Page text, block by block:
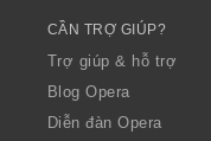
CẦN TRỢ GIÚP?
Trợ giúp & hỗ trợ
Blog Opera
Diễn đàn Opera